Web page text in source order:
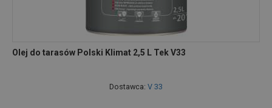
Olej do tarasów Polski Klimat 2,5 L Tek V33
Dostawca: V 33